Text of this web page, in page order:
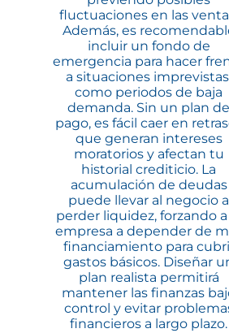
fluctuaciones en las
Además, es
incluir un fondo de
emergencia para hacer
a situaciones
como periodos de baja
demanda. Sin un plan de
pago, es fácil caer en
que generan intereses
moratorios y afectan tu
historial crediticio. La
acumulación de deudas
puede llevar al negocio a
perder liquidez, forzando a
empresa a depender de
financiamiento para
gastos básicos. Diseñar
plan realista permitirá
mantener las finanzas
control y evitar
financieros a largo plazo.